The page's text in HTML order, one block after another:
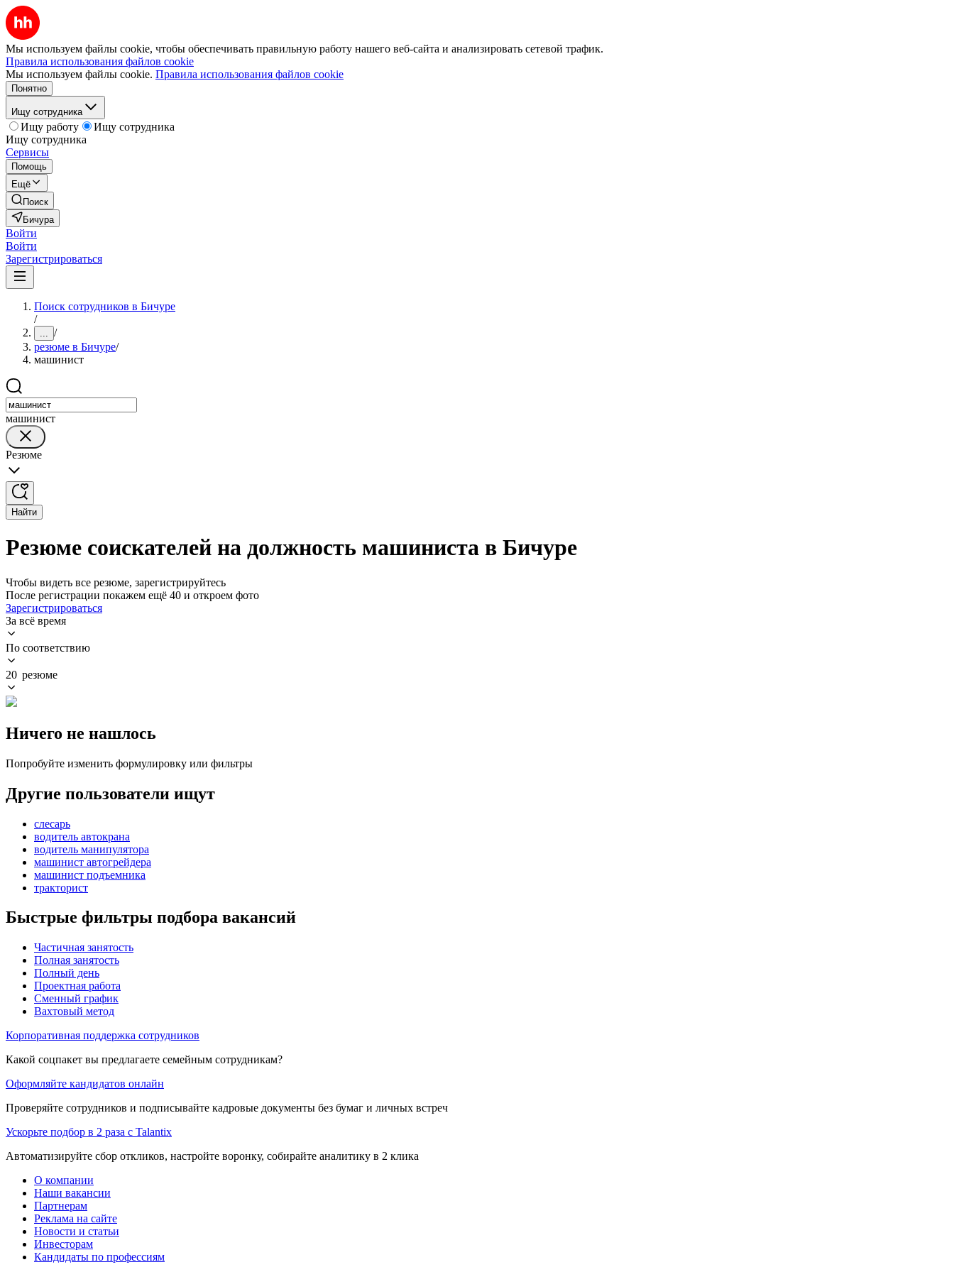
Мы используем файлы cookie, чтобы обеспечивать правильную работу нашего веб-сайта и анализировать сетевой трафик.
Правила использования файлов cookie
Мы используем файлы cookie. Правила использования файлов cookie
Понятно
Ищу сотрудника
Ищу работу
Ищу сотрудника
Ищу сотрудника
Сервисы
Помощь
Ещё
Поиск
Бичура
Войти
Войти
Зарегистрироваться
Поиск сотрудников в Бичуре
/
... /
резюме в Бичуре/
машинист
машинист
Резюме
Найти
Резюме соискателей на должность машиниста в Бичуре
Чтобы видеть все резюме, зарегистрируйтесь
После регистрации покажем ещё 40 и откроем фото
Зарегистрироваться
За всё время
По соответствию
20 резюме
Ничего не нашлось
Попробуйте изменить формулировку или фильтры
Другие пользователи ищут
слесарь
водитель автокрана
водитель манипулятора
машинист автогрейдера
машинист подъемника
тракторист
Быстрые фильтры подбора вакансий
Частичная занятость
Полная занятость
Полный день
Проектная работа
Сменный график
Вахтовый метод
Корпоративная поддержка сотрудников
Какой соцпакет вы предлагаете семейным сотрудникам?
Оформляйте кандидатов онлайн
Проверяйте сотрудников и подписывайте кадровые документы без бумаг и личных встреч
Ускорьте подбор в 2 раза с Talantix
Автоматизируйте сбор откликов, настройте воронку, собирайте аналитику в 2 клика
О компании
Наши вакансии
Партнерам
Реклама на сайте
Новости и статьи
Инвесторам
Кандидаты по профессиям